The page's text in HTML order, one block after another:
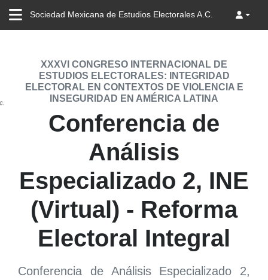
Sociedad Mexicana de Estudios Electorales A.C.
XXXVI CONGRESO INTERNACIONAL DE
ESTUDIOS ELECTORALES: INTEGRIDAD
ELECTORAL EN CONTEXTOS DE VIOLENCIA E
INSEGURIDAD EN AMÉRICA LATINA
Conferencia de
Análisis
Especializado 2, INE
(Virtual) - Reforma
Electoral Integral
Conferencia de Análisis Especializado 2,